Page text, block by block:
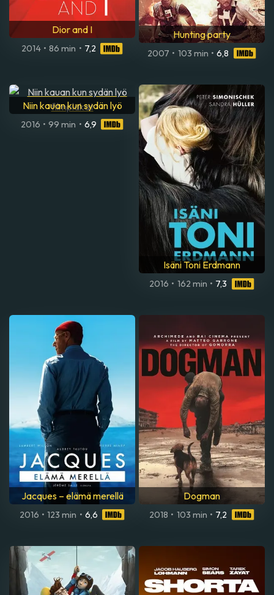
Dior and I
2014 • 86 min • 7,2
Hunting party
2007 • 103 min • 6,8
Niin kauan kun sydän lyö
2016 • 99 min • 6,9
Isäni Toni Erdmann
2016 • 162 min • 7,3
Jacques – elämä merellä
2016 • 123 min • 6,6
Dogman
2018 • 103 min • 7,2